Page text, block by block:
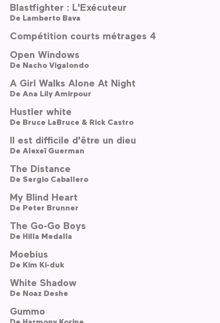
Blastfighter : L'Exécuteur
De Lamberto Bava
Compétition courts métrages 4
Open Windows
De Nacho Vigalondo
A Girl Walks Alone At Night
De Ana Lily Amirpour
Hustler white
De Bruce LaBruce & Rick Castro
Il est difficile d'être un dieu
De Alexeï Guerman
The Distance
De Sergio Caballero
My Blind Heart
De Peter Brunner
The Go-Go Boys
De Hilla Medalla
Moebius
De Kim Ki-duk
White Shadow
De Noaz Deshe
Gummo